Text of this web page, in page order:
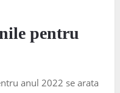
pentru
anul 2022 se arata